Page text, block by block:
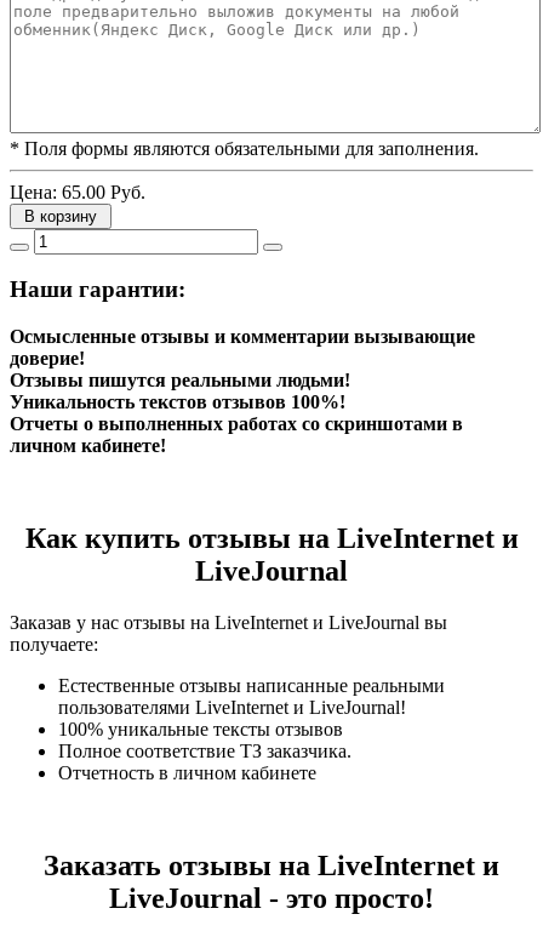
* Поля формы являются обязательными для заполнения.
Цена: 65.00 Руб.
В корзину
Наши гарантии:
Осмысленные отзывы и комментарии вызывающие
доверие!
Отзывы пишутся реальными людьми!
Уникальность текстов отзывов 100%!
Отчеты о выполненных работах со скриншотами в
личном кабинете!
Как купить отзывы на LiveInternet и
LiveJournal
Заказав у нас отзывы на LiveInternet и LiveJournal вы
получаете:
Естественные отзывы написанные реальными
пользователями LiveInternet и LiveJournal!
100% уникальные тексты отзывов
Полное соответствие ТЗ заказчика.
Отчетность в личном кабинете
Заказать отзывы на LiveInternet и
LiveJournal - это просто!